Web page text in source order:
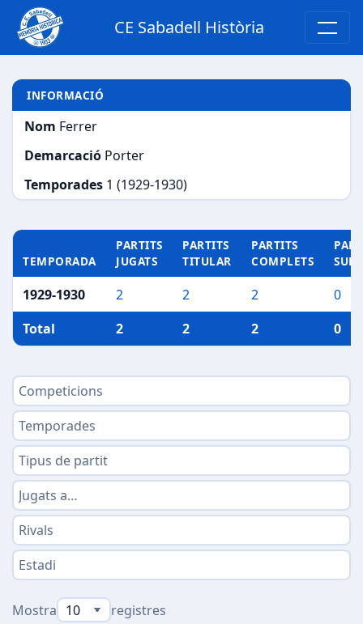
CE Sabadell Història
INFORMACIÓ
Nom Ferrer
Demarcació Porter
Temporades 1 (1929-1930)
TEMPORADA
PARTITS
JUGATS
PARTITS
TITULAR
PARTITS
COMPLETS
1929-1930 2 2 2
0
Total
2 2 2 0
Mostra registres